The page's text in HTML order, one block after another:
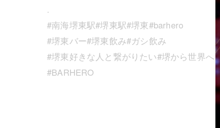
.
#南海堺東駅#堺東駅#堺東#barhero
#堺東バー#堺東飲み#ガシ飲み
#堺東好きな人と繋がりたい#堺から世界へ
#BARHERO